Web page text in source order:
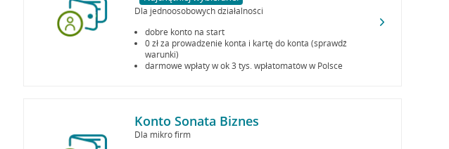
Dla jednoosobowych działalności
dobre konto na start
0 zł za prowadzenie konta i kartę do konta (sprawdź
warunki)
darmowe wpłaty w ok 3 tys. wpłatomatów w Polsce
Konto Sonata Biznes
Dla mikro firm